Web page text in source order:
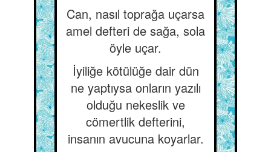
Can, nasıl toprağa uçarsa
amel defteri de sağa, sola
öyle uçar.
İyiliğe kötülüğe dair dün
ne yaptıysa onların yazılı
olduğu nekeslik ve
cömertlik defterini,
insanın avucuna koyarlar.